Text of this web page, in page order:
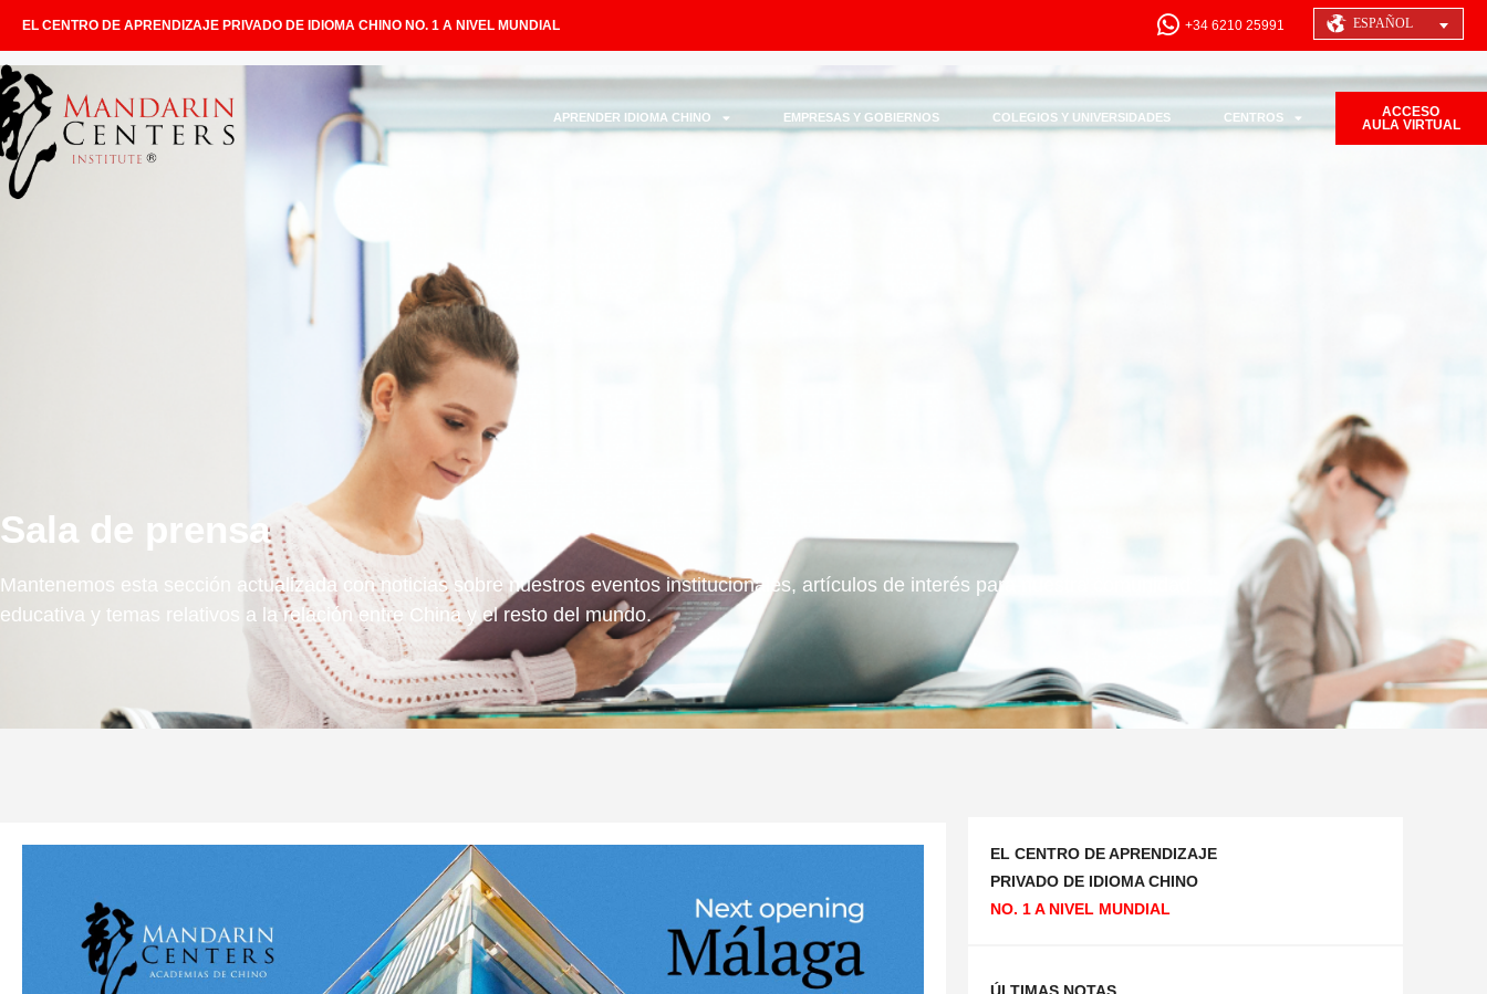
EL CENTRO DE APRENDIZAJE PRIVADO DE IDIOMA CHINO NO. 1 A NIVEL MUNDIAL +34 6210 25991 ESPAÑOL
APRENDER IDIOMA CHINO EMPRESAS Y GOBIERNOS COLEGIOS Y UNIVERSIDADES CENTROS
ACCESO
AULA VIRTUAL
Sala de prensa
Mantenemos esta sección actualizada con noticias sobre nuestros eventos institucionales, artículos de interés para nuestra comunidad
educativa y temas relativos a la relación entre China y el resto del mundo.
EL CENTRO DE APRENDIZAJE
PRIVADO DE IDIOMA CHINO
NO. 1 A NIVEL MUNDIAL
ÚLTIMAS NOTAS